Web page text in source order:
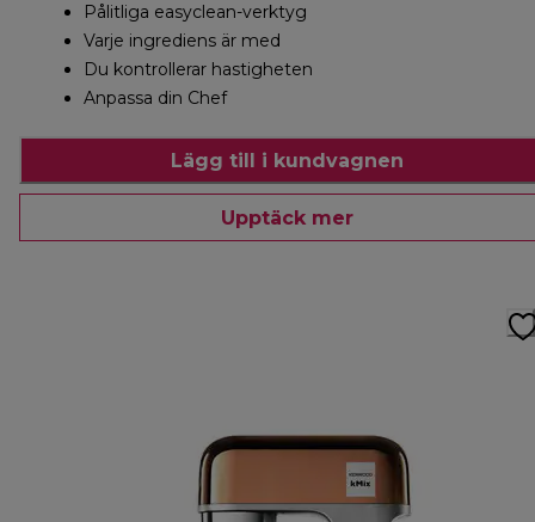
Pålitliga easyclean-verktyg
Varje ingrediens är med
Du kontrollerar hastigheten
Anpassa din Chef
Lägg till i kundvagnen
Upptäck mer